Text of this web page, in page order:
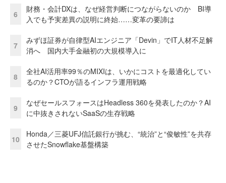
6
財務・会計DXは、なぜ経営判断につながらないのか BI導
入でも予実差異の説明に終始……変革の要諦は
7
みずほ証券が自律型AIエンジニア「Devin」でIT人材不足解
消へ 国内大手金融初の大規模導入に
8
全社AI活用率99％のMIXIは、いかにコストを最適化してい
るのか？CTOが語るインフラ運用戦略
9
なぜセールスフォースはHeadless 360を発表したのか？AI
に中抜きされないSaaSの生存戦略
10
Honda／三菱UFJ信託銀行が挑む、“統治”と“俊敏性”を共存
させたSnowflake基盤構築